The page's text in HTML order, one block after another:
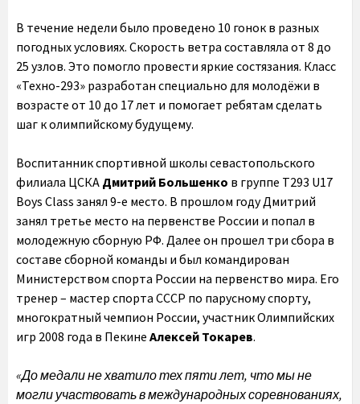
В течение недели было проведено 10 гонок в разных
погодных условиях. Скорость ветра составляла от 8 до
25 узлов. Это помогло провести яркие состязания. Класс
«Техно-293» разработан специально для молодёжи в
возрасте от 10 до 17 лет и помогает ребятам сделать
шаг к олимпийскому будущему.
Воспитанник спортивной школы севастопольского
филиала ЦСКА Дмитрий Большенко в группе T293 U17
Boys Class занял 9-е место. В прошлом году Дмитрий
занял третье место на первенстве России и попал в
молодежную сборную РФ. Далее он прошел три сбора в
составе сборной команды и был командирован
Министерством спорта России на первенство мира. Его
тренер – мастер спорта СССР по парусному спорту,
многократный чемпион России, участник Олимпийских
игр 2008 года в Пекине Алексей Токарев.
«До медали не хватило тех пяти лет, что мы не
могли участвовать в международных соревнованиях,